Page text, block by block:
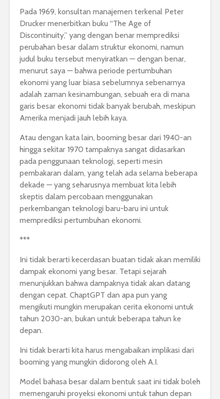
Pada 1969, konsultan manajemen terkenal Peter
Drucker menerbitkan buku “The Age of
Discontinuity,” yang dengan benar memprediksi
perubahan besar dalam struktur ekonomi, namun
judul buku tersebut menyiratkan — dengan benar,
menurut saya — bahwa periode pertumbuhan
ekonomi yang luar biasa sebelumnya sebenarnya
adalah zaman kesinambungan, sebuah era di mana
garis besar ekonomi tidak banyak berubah, meskipun
Amerika menjadi jauh lebih kaya.
Atau dengan kata lain, booming besar dari 1940-an
hingga sekitar 1970 tampaknya sangat didasarkan
pada penggunaan teknologi, seperti mesin
pembakaran dalam, yang telah ada selama beberapa
dekade — yang seharusnya membuat kita lebih
skeptis dalam percobaan menggunakan
perkembangan teknologi baru-baru ini untuk
memprediksi pertumbuhan ekonomi.
***
Ini tidak berarti kecerdasan buatan tidak akan memiliki
dampak ekonomi yang besar. Tetapi sejarah
menunjukkan bahwa dampaknya tidak akan datang
dengan cepat. ChaptGPT dan apa pun yang
mengikuti mungkin merupakan cerita ekonomi untuk
tahun 2030-an, bukan untuk beberapa tahun ke
depan.
Ini tidak berarti kita harus mengabaikan implikasi dari
booming yang mungkin didorong oleh A.I.
Model bahasa besar dalam bentuk saat ini tidak boleh
memengaruhi proyeksi ekonomi untuk tahun depan